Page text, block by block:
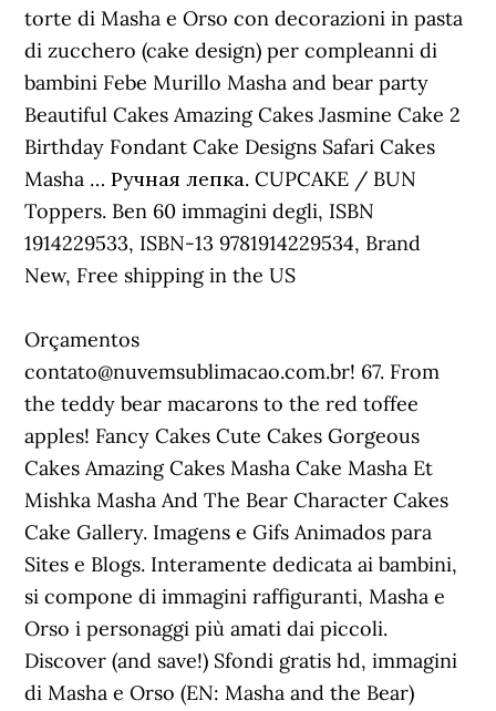
torte di Masha e Orso con decorazioni in pasta
di zucchero (cake design) per compleanni di
bambini Febe Murillo Masha and bear party
Beautiful Cakes Amazing Cakes Jasmine Cake 2
Birthday Fondant Cake Designs Safari Cakes
Masha … Ручная лепка. CUPCAKE / BUN
Toppers. Ben 60 immagini degli, ISBN
1914229533, ISBN-13 9781914229534, Brand
New, Free shipping in the US
Orçamentos
contato@nuvemsublimacao.com.br! 67. From
the teddy bear macarons to the red toffee
apples! Fancy Cakes Cute Cakes Gorgeous
Cakes Amazing Cakes Masha Cake Masha Et
Mishka Masha And The Bear Character Cakes
Cake Gallery. Imagens e Gifs Animados para
Sites e Blogs. Interamente dedicata ai bambini,
si compone di immagini raffiguranti, Masha e
Orso i personaggi più amati dai piccoli.
Discover (and save!) Sfondi gratis hd, immagini
di Masha e Orso (EN: Masha and the Bear)